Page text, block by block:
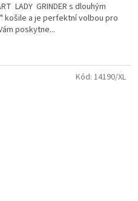
LADY GRINDER s dlouhým
košile a je perfektní volbou pro
poskytne...
Kód: 14190/XL